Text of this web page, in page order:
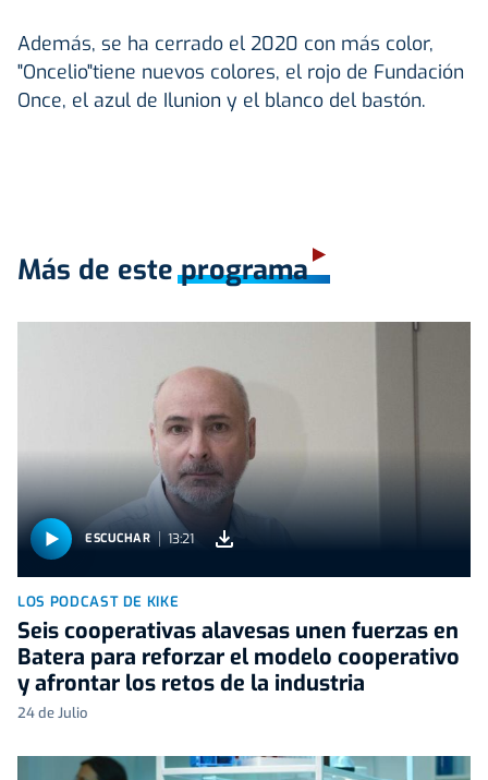
Además, se ha cerrado el 2020 con más color,
"Oncelio"tiene nuevos colores, el rojo de Fundación
Once, el azul de Ilunion y el blanco del bastón.
Más de este programa
ESCUCHAR 13:21
LOS PODCAST DE KIKE
Seis cooperativas alavesas unen fuerzas en
Batera para reforzar el modelo cooperativo
y afrontar los retos de la industria
24 de Julio